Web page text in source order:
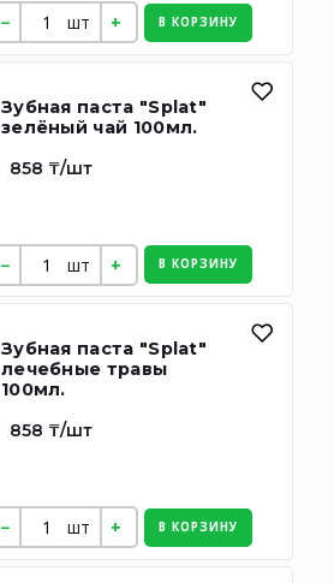
шт В КОРЗИНУ
Зубная паста "Splat"
зелёный чай 100мл.
858 ₸/шт
шт В КОРЗИНУ
Зубная паста "Splat"
лечебные травы
100мл.
858 ₸/шт
шт В КОРЗИНУ